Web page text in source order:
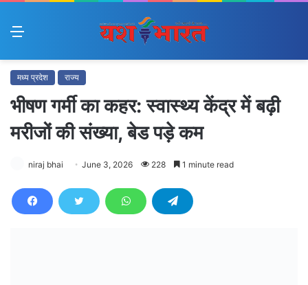
Menu
मध्य प्रदेश राज्य
भीषण गर्मी का कहर: स्वास्थ्य केंद्र में बढ़ी
मरीजों की संख्या, बेड पड़े कम
niraj bhai June 3, 2026 228 1 minute read